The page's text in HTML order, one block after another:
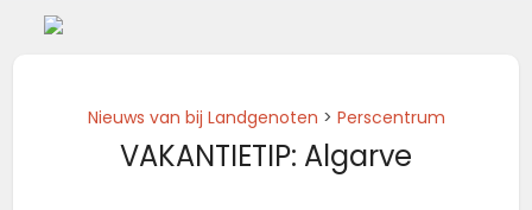
Nieuws van bij Landgenoten > Perscentrum
VAKANTIETIP: Algarve